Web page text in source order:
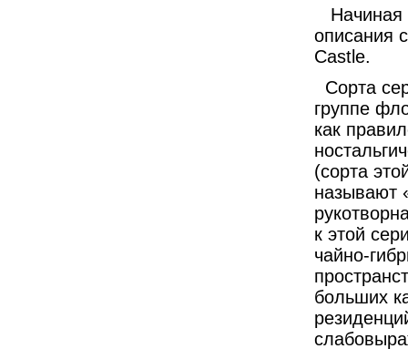
Начиная
описания
Castle.
Сорта
группе
как
(сорта
называют
к этой
чайно-
больших